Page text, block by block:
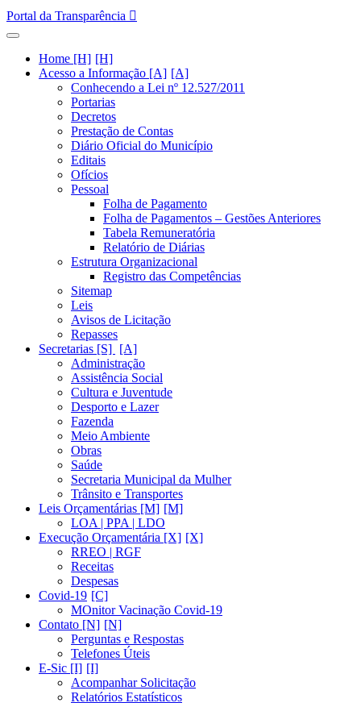
Portal da Transparência
Home [H]
Acesso a Informação [A]
Conhecendo a Lei nº 12.527/2011
Portarias
Decretos
Prestação de Contas
Diário Oficial do Município
Editais
Ofícios
Pessoal
Folha de Pagamento
Folha de Pagamentos – Gestões Anteriores
Tabela Remuneratória
Relatório de Diárias
Estrutura Organizacional
Registro das Competências
Sitemap
Leis
Avisos de Licitação
Repasses
Secretarias [S]
Administração
Assistência Social
Cultura e Juventude
Desporto e Lazer
Fazenda
Meio Ambiente
Obras
Saúde
Secretaria Municipal da Mulher
Trânsito e Transportes
Leis Orçamentárias [M]
LOA | PPA | LDO
Execução Orçamentária [X]
RREO | RGF
Receitas
Despesas
Covid-19
MOnitor Vacinação Covid-19
Contato [N]
Perguntas e Respostas
Telefones Úteis
E-Sic [I]
Acompanhar Solicitação
Relatórios Estatísticos